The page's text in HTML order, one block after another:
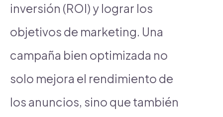
inversión (ROI) y lograr los
objetivos de marketing. Una
campaña bien optimizada no
solo mejora el rendimiento de
los anuncios, sino que también